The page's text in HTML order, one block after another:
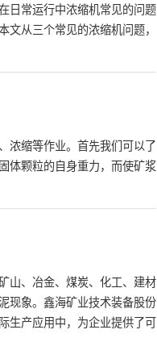
日常运行中浓缩机常见的问题
从三个常见的浓缩机问题，
浓缩等作业。首先我们可以了
体颗粒的自身重力，而使矿浆
山、冶金、煤炭、化工、建材
现象。鑫海矿业技术装备股份
生产应用中，为企业提供了可